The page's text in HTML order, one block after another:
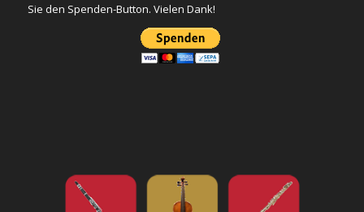
Sie den Spenden-Button. Vielen Dank!